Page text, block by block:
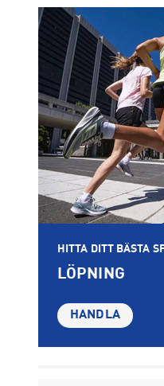
HITTA DITT BÄSTA
LÖPNING
HANDLA